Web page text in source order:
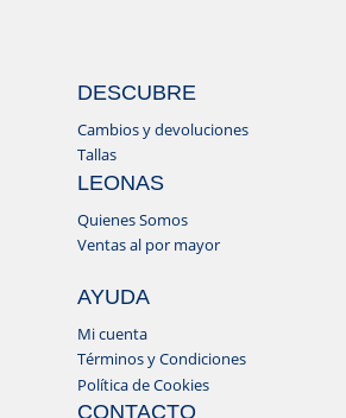
DESCUBRE
Cambios y devoluciones
Tallas
LEONAS
Quienes Somos
Ventas al por mayor
AYUDA
Mi cuenta
Términos y Condiciones
Política de Cookies
CONTACTO